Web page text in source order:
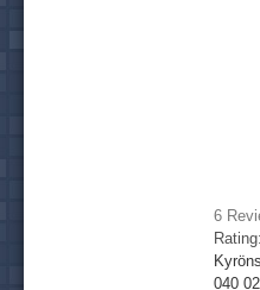
6
Rating:
040